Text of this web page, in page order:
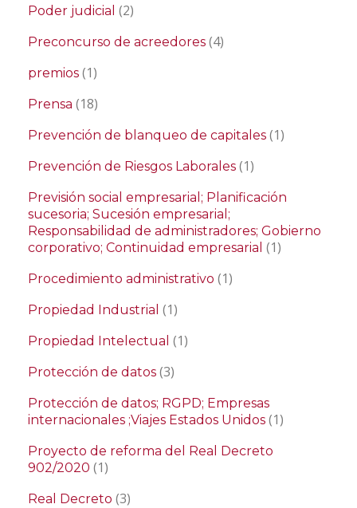
Poder judicial (2)
Preconcurso de acreedores (4)
premios (1)
Prensa (18)
Prevención de blanqueo de capitales (1)
Prevención de Riesgos Laborales (1)
Previsión social empresarial; Planificación
sucesoria; Sucesión empresarial;
Responsabilidad de administradores; Gobierno
corporativo; Continuidad empresarial (1)
Procedimiento administrativo (1)
Propiedad Industrial (1)
Propiedad Intelectual (1)
Protección de datos (3)
Protección de datos; RGPD; Empresas
internacionales ;Viajes Estados Unidos (1)
Proyecto de reforma del Real Decreto
902/2020 (1)
Real Decreto (3)